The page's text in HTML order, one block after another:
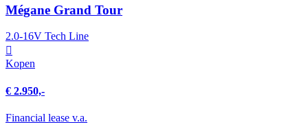
Mégane Grand Tour
2.0-16V Tech Line
Kopen
€ 2.950,-
Financial lease v.a.